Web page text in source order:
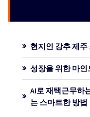
현지인 강추 제
성장을 위한 마
AI로 재택근무하
는 스마트한 방법